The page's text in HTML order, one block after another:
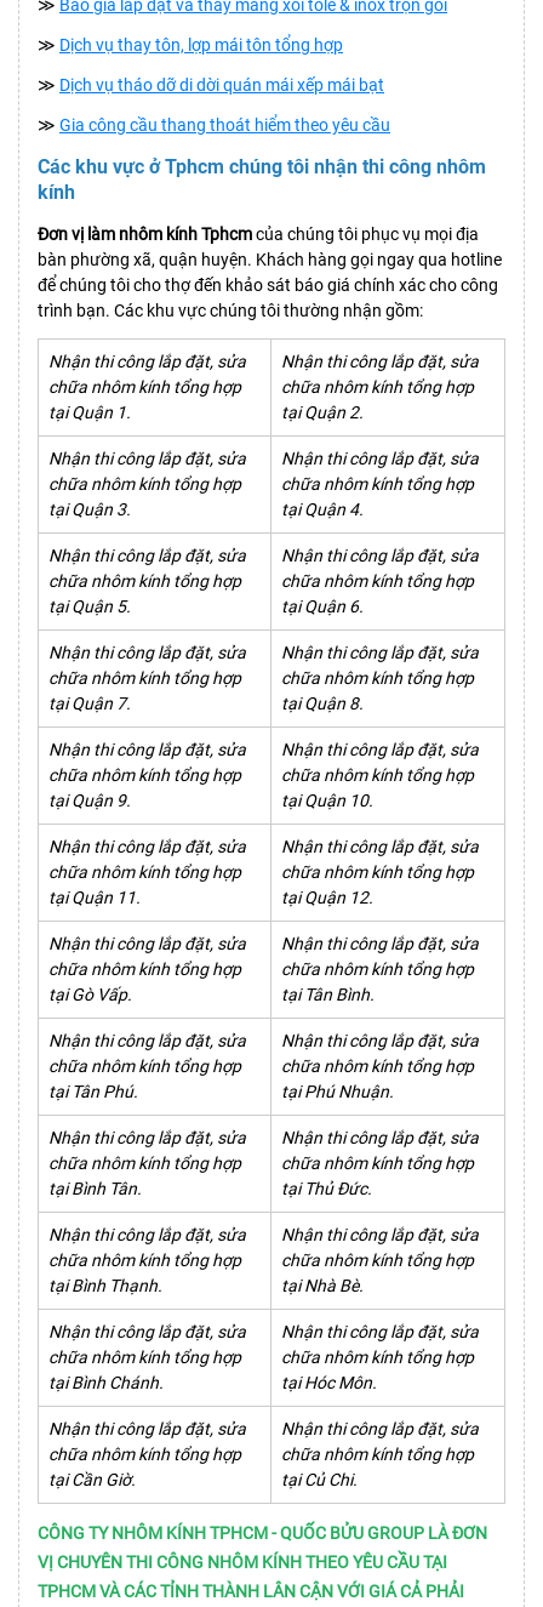
≫ Báo giá lắp đặt và thay máng xối tole & inox trọn gói
≫ Dịch vụ thay tôn, lợp mái tôn tổng hợp
≫ Dịch vụ tháo dỡ di dời quán mái xếp mái bạt
≫ Gia công cầu thang thoát hiểm theo yêu cầu
Các khu vực ở Tphcm chúng tôi nhận thi công nhôm
kính
Đơn vị làm nhôm kính Tphcmcủa chúng tôi phục vụ mọi địa
bàn phường xã, quận huyện. Khách hàng gọi ngay qua hotline
để chúng tôi cho thợ đến khảo sát báo giá chính xác cho công
trình bạn. Các khu vực chúng tôi thường nhận gồm:
Nhận thi công lắp đặt, sửa
chữa nhôm kính tổng hợp
tại Quận 1.
Nhận thi công lắp đặt, sửa
chữa nhôm kính tổng hợp
tại Quận 2.
Nhận thi công lắp đặt, sửa
chữa nhôm kính tổng hợp
tại Quận 3.
Nhận thi công lắp đặt, sửa
chữa nhôm kính tổng hợp
tại Quận 4.
Nhận thi công lắp đặt, sửa
chữa nhôm kính tổng hợp
tại Quận 5.
Nhận thi công lắp đặt, sửa
chữa nhôm kính tổng hợp
tại Quận 6.
Nhận thi công lắp đặt, sửa
chữa nhôm kính tổng hợp
tại Quận 7.
Nhận thi công lắp đặt, sửa
chữa nhôm kính tổng hợp
tại Quận 8.
Nhận thi công lắp đặt, sửa
chữa nhôm kính tổng hợp
tại Quận 9.
Nhận thi công lắp đặt, sửa
chữa nhôm kính tổng hợp
tại Quận 10.
Nhận thi công lắp đặt, sửa
chữa nhôm kính tổng hợp
tại Quận 11.
Nhận thi công lắp đặt, sửa
chữa nhôm kính tổng hợp
tại Quận 12.
Nhận thi công lắp đặt, sửa
chữa nhôm kính tổng hợp
tại Gò Vấp.
Nhận thi công lắp đặt, sửa
chữa nhôm kính tổng hợp
tại Tân Bình.
Nhận thi công lắp đặt, sửa
chữa nhôm kính tổng hợp
tại Tân Phú.
Nhận thi công lắp đặt, sửa
chữa nhôm kính tổng hợp
tại Phú Nhuận.
Nhận thi công lắp đặt, sửa
chữa nhôm kính tổng hợp
tại Bình Tân.
Nhận thi công lắp đặt, sửa
chữa nhôm kính tổng hợp
tại Thủ Đức.
Nhận thi công lắp đặt, sửa
chữa nhôm kính tổng hợp
tại Bình Thạnh.
Nhận thi công lắp đặt, sửa
chữa nhôm kính tổng hợp
tại Nhà Bè.
Nhận thi công lắp đặt, sửa
chữa nhôm kính tổng hợp
tại Bình Chánh.
Nhận thi công lắp đặt, sửa
chữa nhôm kính tổng hợp
tại Hóc Môn.
Nhận thi công lắp đặt, sửa
chữa nhôm kính tổng hợp
tại Cần Giờ.
Nhận thi công lắp đặt, sửa
chữa nhôm kính tổng hợp
tại Củ Chi.
CÔNG TY NHÔM KÍNH TPHCM - QUỐC BỬU GROUP LÀ ĐƠN
VỊ CHUYÊN THI CÔNG NHÔM KÍNH THEO YÊU CẦU TẠI
TPHCM VÀ CÁC TỈNH THÀNH LÂN CẬN VỚI GIÁ CẢ PHẢI